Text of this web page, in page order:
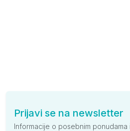
Prijavi se na newsletter
Informacije o posebnim ponudama